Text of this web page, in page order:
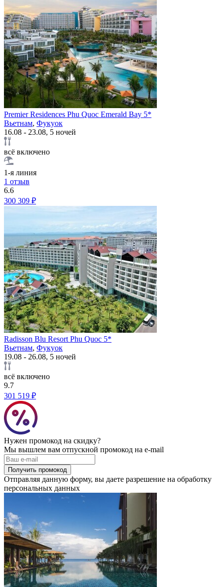
Premier Residences Phu Quoc Emerald Bay 5*
Вьетнам, Фукуок
16.08 - 23.08, 5 ночей
всё включено
1-я линия
1 отзыв
6.6
300 309 ₽
Radisson Blu Resort Phu Quoc 5*
Вьетнам, Фукуок
19.08 - 26.08, 5 ночей
всё включено
9.7
301 519 ₽
Нужен промокод на скидку?
Мы вышлем вам отпускной промокод на e-mail
Получить промокод
Отправляя данную форму, вы даете разрешение на обработку
персональных данных